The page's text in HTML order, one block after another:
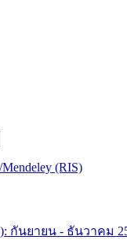
(RIS)
กันยายน - ธันวาคม